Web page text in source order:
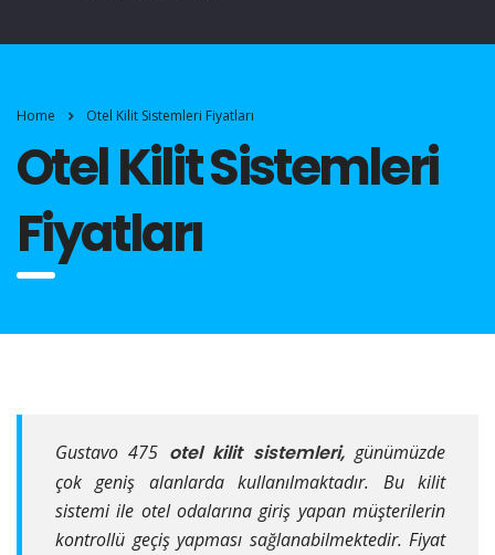
Home Otel Kilit Sistemleri Fiyatları
Otel Kilit Sistemleri
Fiyatları
Gustavo 475 otel kilit sistemleri,günümüzde
çok geniş alanlarda kullanılmaktadır. Bu kilit
sistemi ile otel odalarına giriş yapan müşterilerin
kontrollü geçiş yapması sağlanabilmektedir. Fiyat